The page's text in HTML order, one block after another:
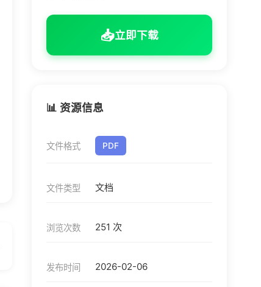
📥立即下载
📊 资源信息
文件格式 PDF
文件类型 文档
浏览次数 251 次
发布时间 2026-02-06